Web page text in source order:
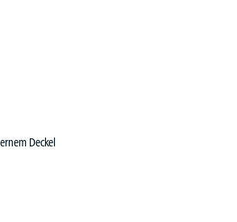
Deckel